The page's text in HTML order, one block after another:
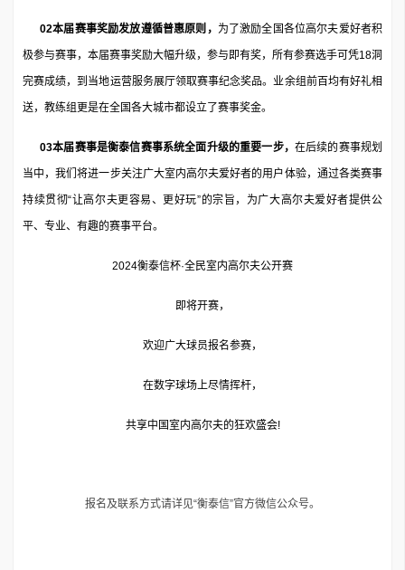
02本届赛事奖励发放遵循普惠原则， 为了激励全国各位高尔夫爱好者积
极参与赛事，本届赛事奖励大幅升级，参与即有奖，所有参赛选手可凭18洞
完赛成绩，到当地运营服务展厅领取赛事纪念奖品。业余组前百均有好礼相
送，教练组更是在全国各大城市都设立了赛事奖金。
03本届赛事是衡泰信赛事系统全面升级的重要一步， 在后续的赛事规划
当中，我们将进一步关注广大室内高尔夫爱好者的用户体验，通过各类赛事
持续贯彻“让高尔夫更容易、更好玩”的宗旨，为广大高尔夫爱好者提供公
平、专业、有趣的赛事平台。
2024衡泰信杯·全民室内高尔夫公开赛
即将开赛，
欢迎广大球员报名参赛，
在数字球场上尽情挥杆，
共享中国室内高尔夫的狂欢盛会!
报名及联系方式请详见“衡泰信”官方微信公众号。